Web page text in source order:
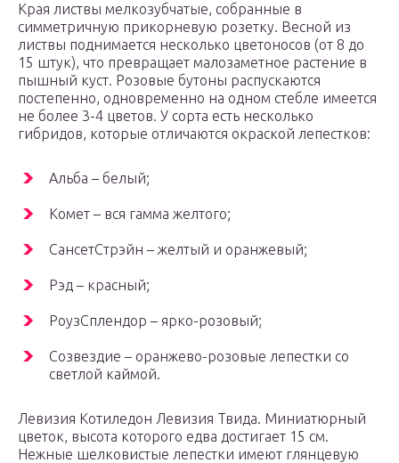
Края листвы мелкозубчатые, собранные в
симметричную прикорневую розетку. Весной из
листвы поднимается несколько цветоносов (от 8 до
15 штук), что превращает малозаметное растение в
пышный куст. Розовые бутоны распускаются
постепенно, одновременно на одном стебле имеется
не более 3-4 цветов. У сорта есть несколько
гибридов, которые отличаются окраской лепестков:
Альба – белый;
Комет – вся гамма желтого;
СансетСтрэйн – желтый и оранжевый;
Рэд – красный;
РоузСплендор – ярко-розовый;
Созвездие – оранжево-розовые лепестки со
светлой каймой.
Левизия Котиледон Левизия Твида. Миниатюрный
цветок, высота которого едва достигает 15 см.
Нежные шелковистые лепестки имеют глянцевую